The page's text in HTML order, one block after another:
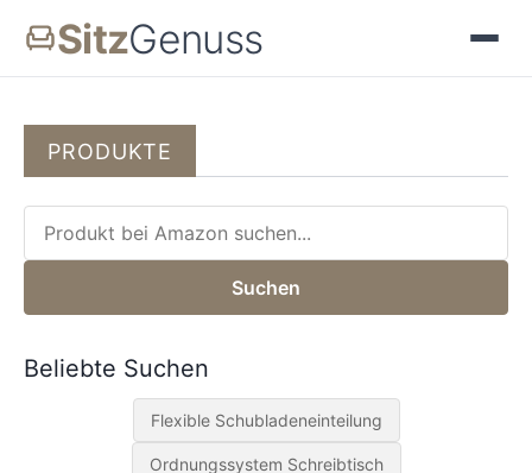
SitzGenuss
PRODUKTE
Suchen
Beliebte Suchen
Flexible Schubladeneinteilung
Ordnungssystem Schreibtisch